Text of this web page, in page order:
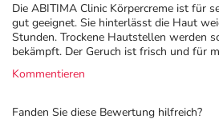
Die ABITIMA Clinic Körpercreme ist für
gut geeignet. Sie hinterlässt die Haut
Stunden. Trockene Hautstellen werden
bekämpft. Der Geruch ist frisch und für
Kommentieren
Fanden Sie diese Bewertung hilfreich?